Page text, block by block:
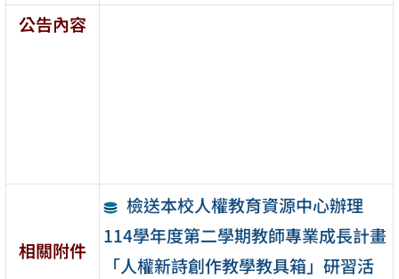
公告內容
相關附件
檢送本校人權教育資源中心辦理
114學年度第二學期教師專業成長計畫
「人權新詩創作教學教具箱」研習活